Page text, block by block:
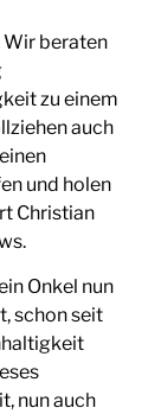
Wir beraten
zu einem
auch
und holen
Christian
Onkel nun
schon seit
nun auch